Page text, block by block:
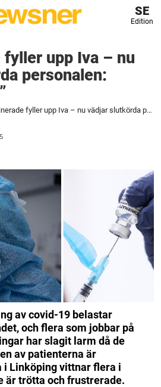
SE
Edition
fyller upp Iva – nu
personalen:
Ovaccinerade fyller upp Iva – nu vädjar slutkörda personalen: "Vaccinera er"
av covid-19 belastar
och flera som jobbar på
har slagit larm då de
av patienterna är
i Linköping vittnar flera i
är trötta och frustrerade.